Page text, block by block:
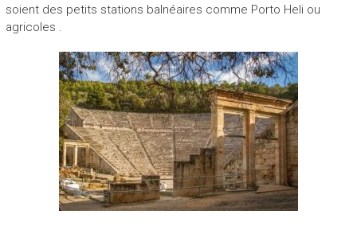
soient des petits stations balnéaires comme Porto Heli ou
agricoles .